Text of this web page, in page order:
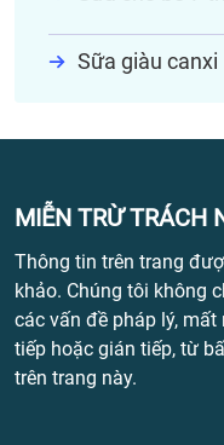
Sữa giàu canxi
MIỄN TRỪ TRÁCH
Thông tin trên trang
khảo. Chúng tôi không
các vấn đề pháp lý,
tiếp hoặc gián tiếp, từ
trên trang này.